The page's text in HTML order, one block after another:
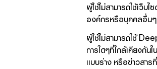
ผู้ใช้ไม่สามารถใช้เว็บ
องค์กรหรือบุคคลอื่นๆ
ผู้ใช้ไม่สามารถใช้
การใดๆที่ใกล้เคียงกั
แบบร่าง หรือข่าวสาร